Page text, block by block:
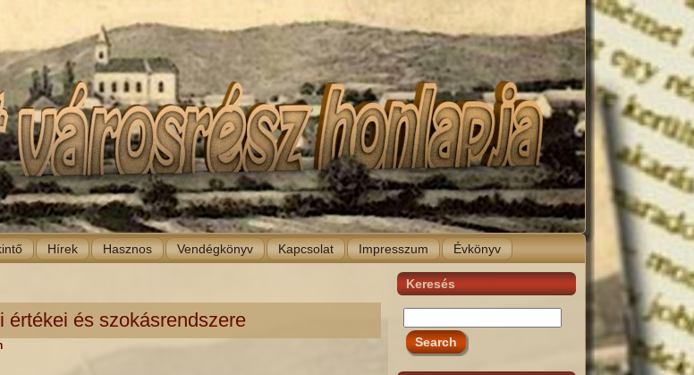
Hírek Hasznos Vendégkönyv Kapcsolat Impresszum Évkönyv
értékei és szokásrendszere
Keresés